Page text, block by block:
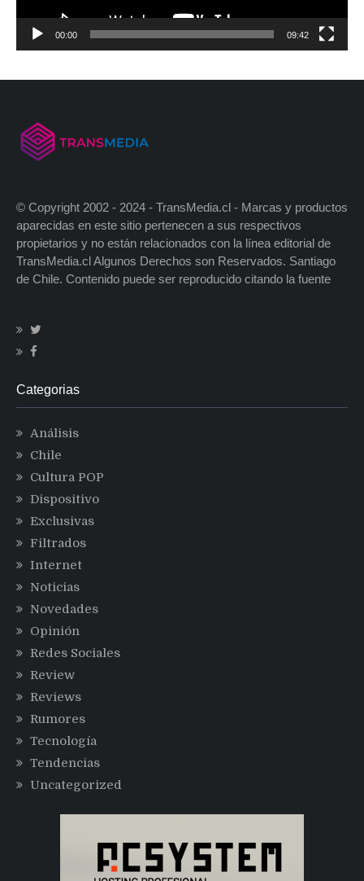
00:00 09:42
© Copyright 2002 - 2024 - TransMedia.cl - Marcas y productos
aparecidas en este sitio pertenecen a sus respectivos
propietarios y no están relacionados con la línea editorial de
TransMedia.cl Algunos Derechos son Reservados. Santiago
de Chile. Contenido puede ser reproducido citando la fuente
Categorias
Análisis
Chile
Cultura POP
Dispositivo
Exclusivas
Filtrados
Internet
Noticias
Novedades
Opinión
Redes Sociales
Review
Reviews
Rumores
Tecnología
Tendencias
Uncategorized